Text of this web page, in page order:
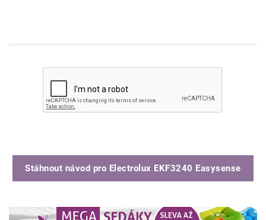
Stáhnout návod pro Electrolux EKF3240 Easysense